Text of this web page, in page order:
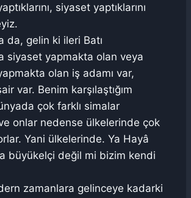
siyaset yaptıklarını
da, gelin ki ileri Batı
siyaset yapmakta olan veya
olan iş adamı var,
var. Benim karşılaştığım
çok farklı simalar
onlar nedense ülkelerinde çok
Yani ülkelerinde. Ya Hayâ
büyükelçi değil mi bizim kendi
zamanlara gelinceye kadarki